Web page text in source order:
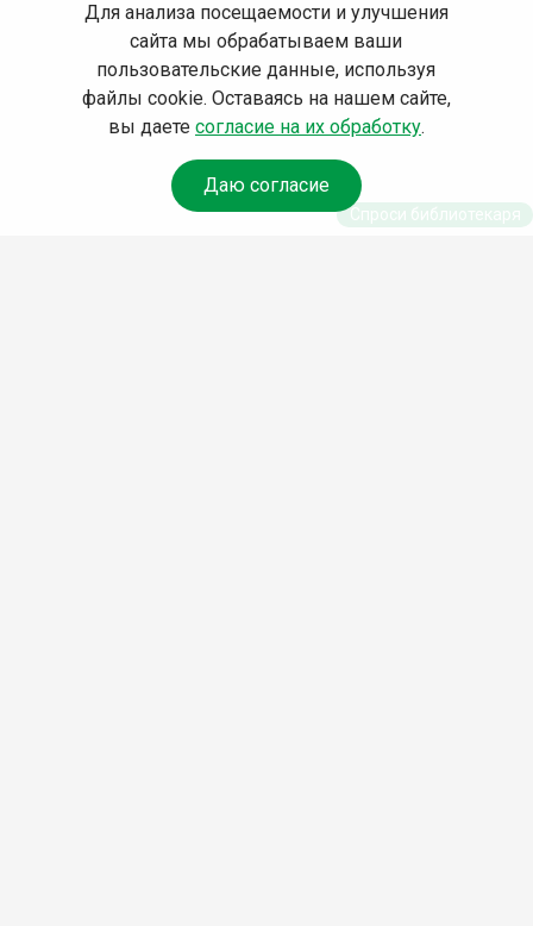
Для анализа посещаемости и улучшения
сайта мы обрабатываем ваши
пользовательские данные, используя
файлы cookie. Оставаясь на нашем сайте,
вы даете согласие на их обработку.
Даю согласие
Спроси библиотекаря